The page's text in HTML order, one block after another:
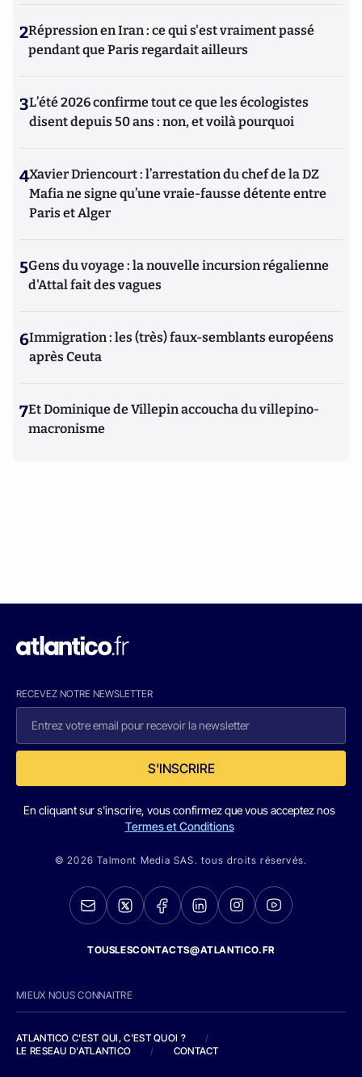
2Répression en Iran : ce qui s'est vraiment passé
pendant que Paris regardait ailleurs
3L’été 2026 confirme tout ce que les écologistes
disent depuis 50 ans : non, et voilà pourquoi
4Xavier Driencourt : l’arrestation du chef de la DZ
Mafia ne signe qu’une vraie-fausse détente entre
Paris et Alger
5Gens du voyage : la nouvelle incursion régalienne
d'Attal fait des vagues
6Immigration : les (très) faux-semblants européens
après Ceuta
7Et Dominique de Villepin accoucha du villepino-
macronisme
RECEVEZ NOTRE NEWSLETTER
S'INSCRIRE
En cliquant sur s'inscrire, vous confirmez que vous acceptez nos
Termes et Conditions
© 2026 Talmont Media SAS. tous droits réservés.
TOUSLESCONTACTS@ATLANTICO.FR
MIEUX NOUS CONNAITRE
ATLANTICO C'EST QUI, C'EST QUOI ?
/
LE RESEAU D'ATLANTICO
/ CONTACT